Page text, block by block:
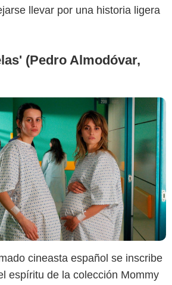
llevar por una historia ligera
(Pedro Almodóvar,
cineasta español se inscribe
espíritu de la colección Mommy